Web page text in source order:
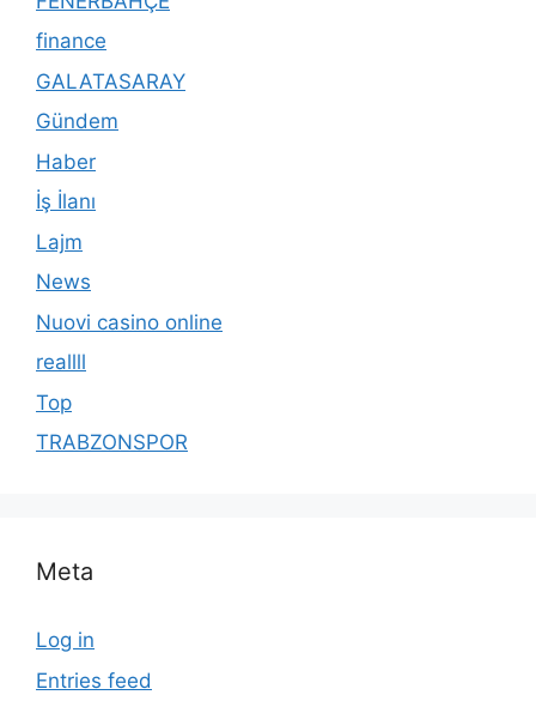
finance
GALATASARAY
Gündem
Haber
İş İlanı
Lajm
News
Nuovi casino online
reallll
Top
TRABZONSPOR
Meta
Log in
Entries feed